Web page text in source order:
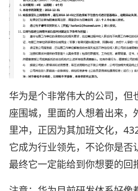
华为是个非常伟大的公司，但
座围城，里面的人想着出来，
里冲，正因为其加班文化，
它成为行业领先，不论你是否
最终它一定能给到你想要的回